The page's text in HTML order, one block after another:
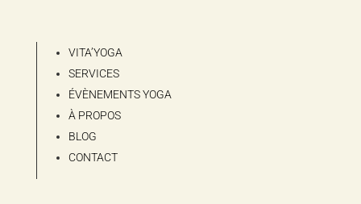
VITA’YOGA
SERVICES
ÉVÈNEMENTS YOGA
À PROPOS
BLOG
CONTACT